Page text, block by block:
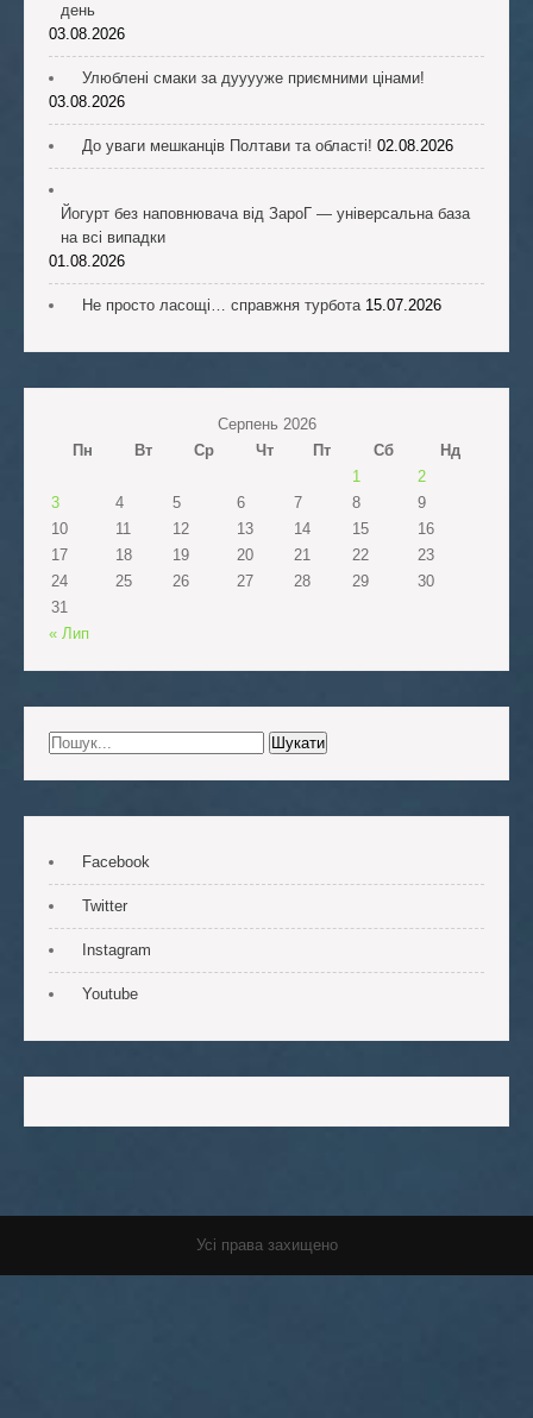
день
03.08.2026
Улюблені смаки за дууууже приємними цінами!
03.08.2026
До уваги мешканців Полтави та області! 02.08.2026
Йогурт без наповнювача від ЗароГ — універсальна база
на всі випадки
01.08.2026
Не просто ласощі… справжня турбота 15.07.2026
Серпень 2026
Пн
Вт Ср Чт Пт Сб
Нд
1
2
3
4 5 6 7 8
9
10
11 12 13 14 15
16
17
18 19 20 21 22
23
24
25 26 27 28 29
30
31
« Лип
Facebook
Twitter
Instagram
Youtube
Усі права захищено